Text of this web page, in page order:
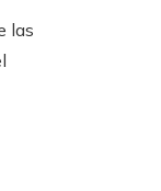
las